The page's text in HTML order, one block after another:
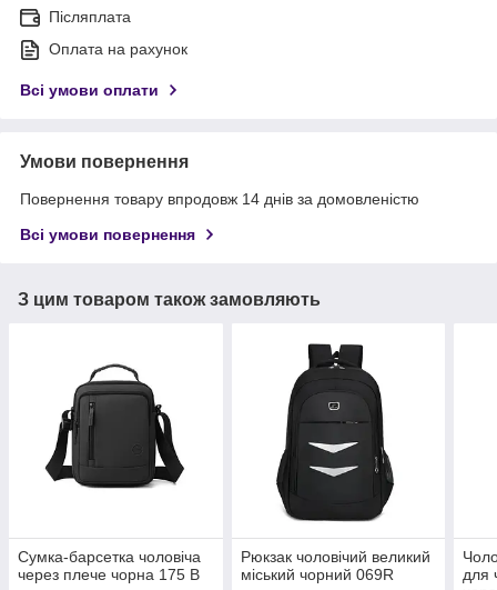
Післяплата
Оплата на рахунок
Всі умови оплати
Умови повернення
Повернення товару впродовж 14 днів за домовленістю
Всі умови повернення
З цим товаром також замовляють
Сумка-барсетка чоловіча
через плече чорна 175 В
Рюкзак чоловічий великий
міський чорний 069R
для